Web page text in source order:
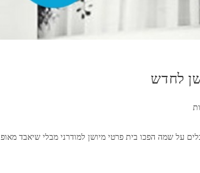
לחדש
על שמה הפכו בית פרטי מיושן למודרני מבלי שיאבד